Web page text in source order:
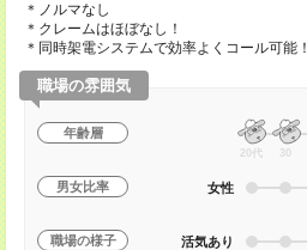
＊ノルマなし
＊クレームはほぼなし！
＊同時架電システムで効率よくコール可能！
職場の雰囲気
年齢層
20代 30
男女比率 女性
職場の様子 活気あり